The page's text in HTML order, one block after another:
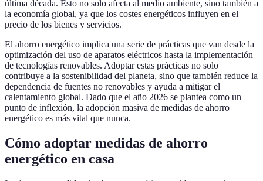
última década. Esto no solo afecta al medio ambiente, sino también a
la economía global, ya que los costes energéticos influyen en el
precio de los bienes y servicios.
El ahorro energético implica una serie de prácticas que van desde la
optimización del uso de aparatos eléctricos hasta la implementación
de tecnologías renovables. Adoptar estas prácticas no solo
contribuye a la sostenibilidad del planeta, sino que también reduce la
dependencia de fuentes no renovables y ayuda a mitigar el
calentamiento global. Dado que el año 2026 se plantea como un
punto de inflexión, la adopción masiva de medidas de ahorro
energético es más vital que nunca.
Cómo adoptar medidas de ahorro
energético en casa